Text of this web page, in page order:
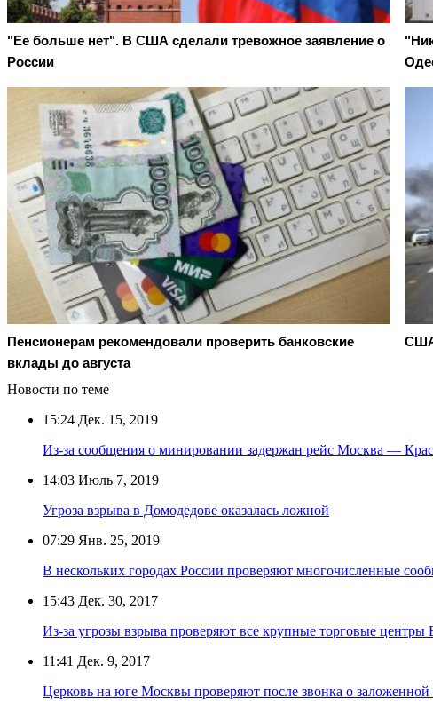
"Ее больше нет". В США сделали тревожное заявление о
России
Пенсионерам рекомендовали проверить банковские
вклады до августа
Новости по теме
15:24 Дек. 15, 2019
Из-за сообщения о минировании задержан рейс Москва —
14:03 Июль 7, 2019
Угроза взрыва в Домодедове оказалась ложной
07:29 Янв. 25, 2019
В нескольких городах России проверяют многочисленные
15:43 Дек. 30, 2017
Из-за угрозы взрыва проверяют все крупные торговые центры
11:41 Дек. 9, 2017
Церковь на юге Москвы проверяют после звонка о заложенной